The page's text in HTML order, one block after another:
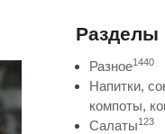
Разделы
Разное1440
Напитки,
компоты,
Салаты123